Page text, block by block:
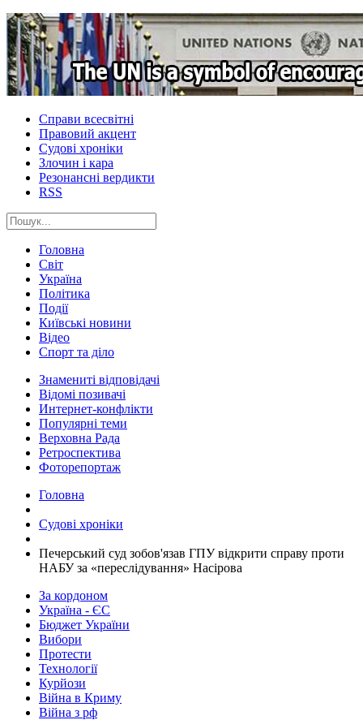
Справи всесвітні
Правовий акцент
Судові хроніки
Злочин і кара
Резонансні вердикти
RSS
Головна
Світ
Україна
Політика
Події
Київські новини
Відео
Спорт та діло
Знамениті відповідачі
Відомі позивачі
Интернет-конфлікти
Популярні теми
Верховна Рада
Ретроспектива
Фоторепортаж
Головна
Судові хроніки
​Печерський суд зобов'язав ГПУ відкрити справу проти
НАБУ за «переслідування» Насірова
За кордоном
Україна - ЄС
Бюджет України
Вибори
Протести
Технології
Курйози
Війна в Криму
Війна з рф